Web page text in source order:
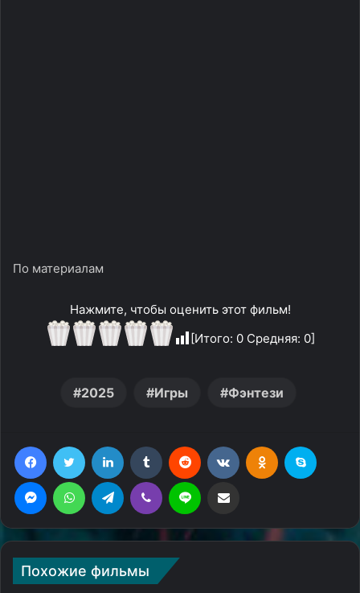
По материалам
Нажмите, чтобы оценить этот фильм!
[Итого: 0Средняя: 0]
2025 Игры Фэнтези
FacebookTwitter LinkedIn Tumblr Reddit ВконтактеОдноклассники
MessengerWhatsAppTelegram Viber Line Поделиться через электронную почту
Похожие фильмы